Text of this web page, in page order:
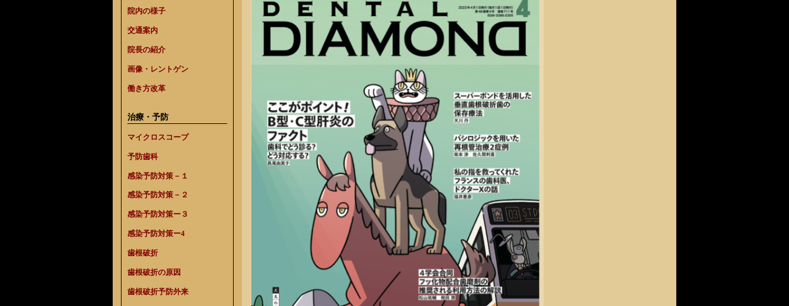
院内の様子
交通案内
院長の紹介
画像・レントゲン
働き方改革
治療・予防
マイクロスコープ
予防歯科
感染予防対策－１
感染予防対策－２
感染予防対策ー３
感染予防対策ー4
歯根破折
歯根破折の原因
歯根破折予防外来